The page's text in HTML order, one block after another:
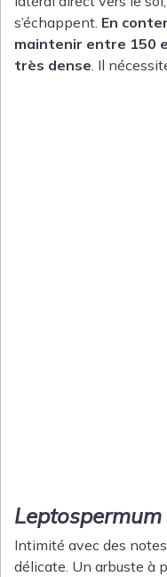
s’échappent. En
maintenir entre 150
très dense. Il
Intimité avec des
délicate. Un arbuste à